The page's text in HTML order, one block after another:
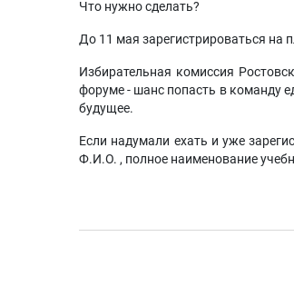
Что нужно сделать?
До 11 мая зарегистрироваться на
Избирательная комиссия
форуме - шанс попасть в команду
будущее.
Если надумали ехать и уже
Ф.И.О. , полное наименование